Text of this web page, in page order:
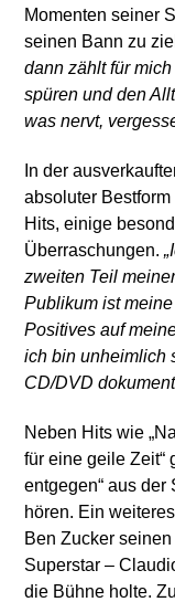
Momenten seiner
seinen Bann zu
dann zählt für
spüren und den
was nervt,
In der
absoluter
Hits, einige
Überraschungen.
zweiten Teil
Publikum ist
Positives auf
ich bin unheimlich
CD/DVD
Neben Hits wie
für eine geile Zeit“
entgegen“ aus
hören. Ein
Ben Zucker
Superstar –
die Bühne holte.